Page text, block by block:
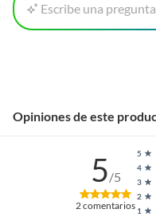
Escribe una pregunta
Opiniones de este
5/5
2comentarios 1
2
3
4
5